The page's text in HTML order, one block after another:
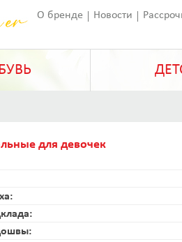
О бренде Новости
для девочек